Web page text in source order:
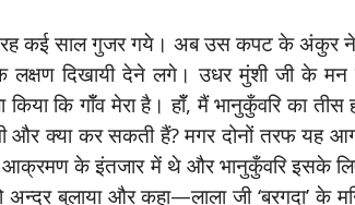
कई साल गुजर गये। अब उस कपट के अंकुर ने
के लक्षण दिखायी देने लगे। उधर मुंशी जी के
किया कि गॉँव मेरा है। हॉँ, मैं भानुकुँवरि का
और क्या कर सकती हैं? मगर दोनों तरफ यह
आक्रमण के इंतजार में थे और भानुकुँवरि इसके
अन्दर बुलाया और कहा—लाला जी ‘बरगदा’ के